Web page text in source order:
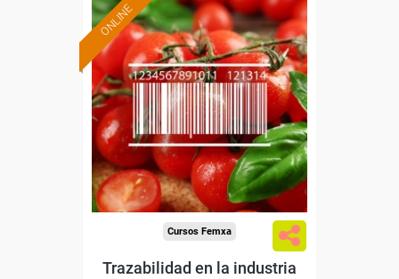
ONLINE
Formación 100%
subvencionada.
Para desempleados,
trabajadores y autónomos.
Sector
-Industria Alimentaria.
Cursos Femxa
Trazabilidad en la industria